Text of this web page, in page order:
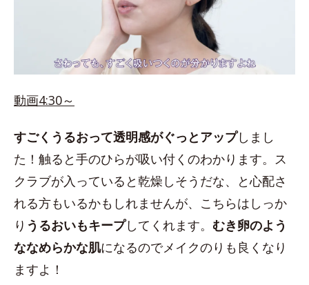
動画4:30～
すごくうるおって透明感がぐっとアップしまし
た！触ると手のひらが吸い付くのわかります。ス
クラブが入っていると乾燥しそうだな、と心配さ
れる方もいるかもしれませんが、こちらはしっか
り うるおいもキープしてくれます。 むき卵のよう
ななめらかな肌になるのでメイクのりも良くなり
ますよ！